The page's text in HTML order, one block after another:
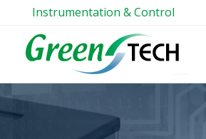
Instrumentation & Control